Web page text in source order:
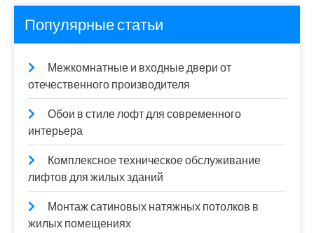
Популярные статьи
Межкомнатные и входные двери от
отечественного производителя
Обои в стиле лофт для современного
интерьера
Комплексное техническое обслуживание
лифтов для жилых зданий
Монтаж сатиновых натяжных потолков в
жилых помещениях